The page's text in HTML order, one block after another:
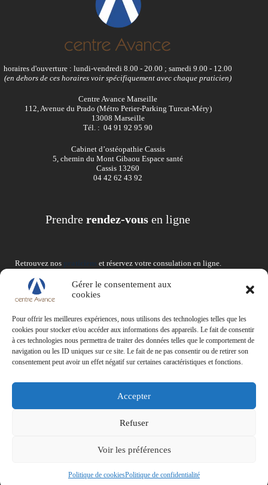
Gérer le consentement aux
cookies
Pour offrir les meilleures expériences, nous utilisons des technologies telles que les
cookies pour stocker et/ou accéder aux informations des appareils. Le fait de consentir
à ces technologies nous permettra de traiter des données telles que le comportement de
navigation ou les ID uniques sur ce site. Le fait de ne pas consentir ou de retirer son
consentement peut avoir un effet négatif sur certaines caractéristiques et fonctions.
Accepter
Refuser
Voir les préférences
Politique de cookiesPolitique de confidentialité
horaires d'ouverture : lundi-vendredi 8.00 - 20.00 ; samedi 9.00 - 12.00
(en dehors de ces horaires voir spécifiquement avec chaque praticien)
Centre Avance Marseille
112, Avenue du Prado (Métro Perier-Parking Turcat-Méry)
13008 Marseille
Tél. : 04 91 92 95 90
Cabinet d’ostéopathie Cassis
5, chemin du Mont Gibaou Espace santé
Cassis 13260
04 42 62 43 92
Prendrerendez-vous en ligne
Retrouvez nos et réservez votre consulation en ligne.
Liens utiles
Syndicat Français des Ostéopahtes
Le registre des Ostéopathes de France
Questions fréquentes